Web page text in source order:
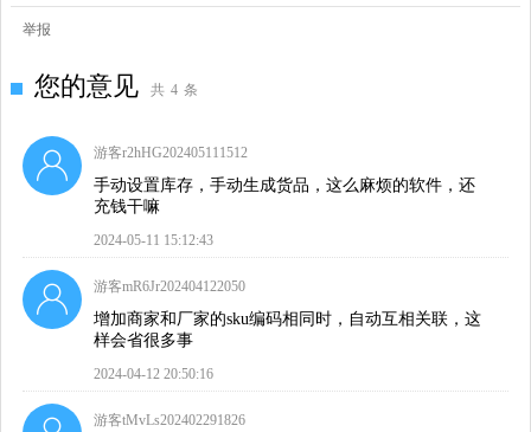
举报
您的意见 共 4 条
游客r2hHG202405111512
手动设置库存，手动生成货品，这么麻烦的软件，还
充钱干嘛
2024-05-11 15:12:43
游客mR6Jr202404122050
增加商家和厂家的sku编码相同时，自动互相关联，这
样会省很多事
2024-04-12 20:50:16
游客tMvLs202402291826